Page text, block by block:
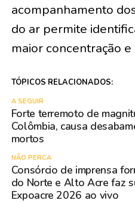
acompanhamento
do ar permite
maior concentração
TÓPICOS RELACIONADOS:
A SEGUIR
Forte terremoto de
Colômbia, causa
mortos
NÃO PERCA
Consórcio de imprensa
do Norte e Alto Acre faz
Expoacre 2026 ao vivo